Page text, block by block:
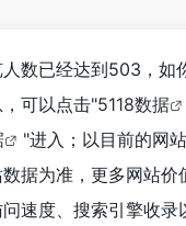
数已经达到503，如
可以点击"5118数据
"进入；以目前的网
据为准，更多网站价
速度、搜索引擎收录